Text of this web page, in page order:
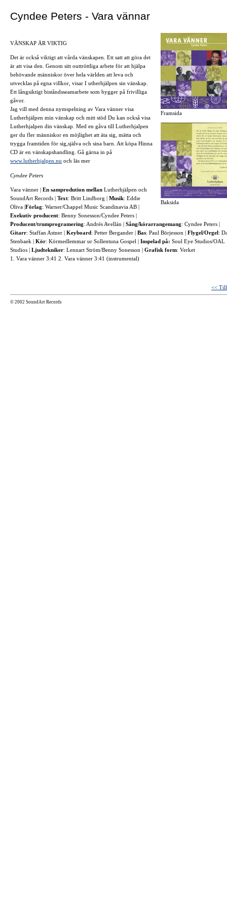
Cyndee Peters - Vara vännar
Framsida
Baksida
VÄNSKAP ÄR VIKTIG
Det är också viktigt att vårda vänskapen. Ett satt att göra det
är att visa den. Genom sitt outtröttliga arbete för att hjälpa
behövande människor över hela världen att leva och
utvecklas på egna villkor, visar I utherhjälpen sin vänskap.
Ett långsiktigt biståndsseamarbete som bygger på frivilliga
gåvor.
Jag vill med denna nymspelning av Vara vänner visa
Lutherhjälpen min vänskap och mitt stöd Du kan också visa
Lutherhjalpen din vänskap. Med en gåva till Lutherhjalpen
ger du fler människor en möjlighet att äta sig, mätta och
trygga framtiden för sig,själva och sina barn. Att köpa Hinna
CD är en vänskapshandling. Gå gärna in på
www.lutherhjalpen.nu och läs mer
Cyndee Peters
Vara vänner | En samprodution mellan Lutherhjälpen och
SoundArt Records | Text: Britt Lindborg | Musik: Eddie
Oliva |Förlag: Warner/Chappel Music Scandinavia AB |
Exekutiv producent: Benny Sonesson/Cyndee Peters |
Producent/trumprogramering: Andrés Avellán | Sång/körarrangemang: Cyndee Peters |
Gitarr: Staffan Astner | Keyboard: Petter Bergander | Bas: Paul Börjesson | Flygel/Orgel:
Stenbaek | Kör: Körmedlemmar ur Sollentuna Gospel | Inspelad på: Soul Eye Studios/OAL
Studios | Ljudtekniker: Lennart Ström/Benny Sonesson | Grafisk form: Verket
1. Vara vänner 3:41 2. Vara vänner 3:41 (instrumental)
<<
© 2002 SoundArt Records